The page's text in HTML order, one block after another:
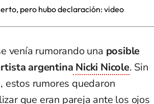
pero hubo declaración: video
venía rumorando una posible
argentina Nicki Nicole. Sin
estos rumores quedaron
que eran pareja ante los ojos